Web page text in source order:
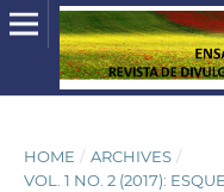
HOME / ARCHIVES /
VOL. 1 NO. 2 (2017):